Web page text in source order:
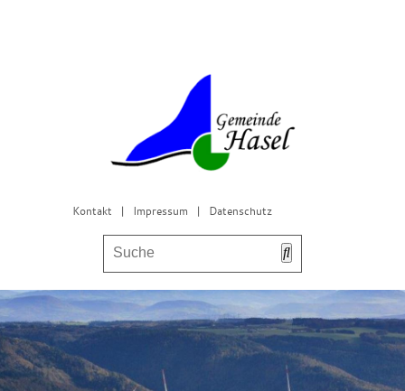
Kontakt | Impressum | Datenschutz
Bürgerservice & Gemeinderat
Leben in Hasel